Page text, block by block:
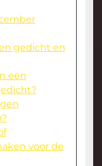
gedicht en
een
voor de